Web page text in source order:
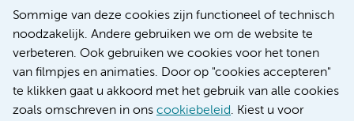
Sommige van deze cookies zijn functioneel of technisch
noodzakelijk. Andere gebruiken we om de website te
verbeteren. Ook gebruiken we cookies voor het tonen
van filmpjes en animaties. Door op "cookies accepteren"
te klikken gaat u akkoord met het gebruik van alle cookies
zoals omschreven in ons cookiebeleid. Kiest u voor
Nieuws
Research
Educatie locatie AMC
Educatie locatie VUmc